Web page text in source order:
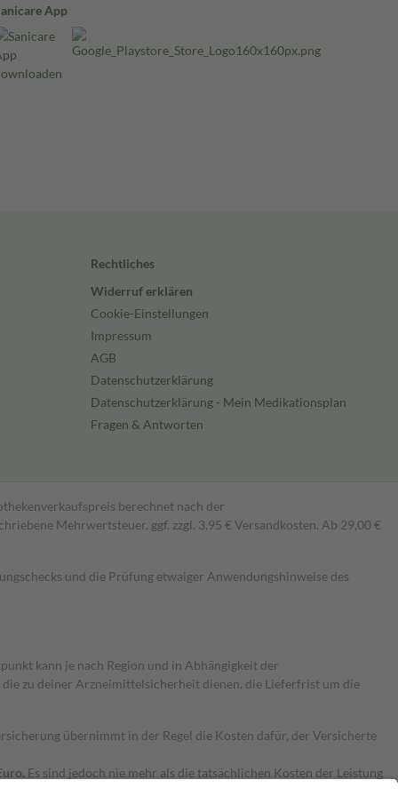
App
Rechtliches
Widerruf erklären
Cookie-Einstellungen
Impressum
AGB
Datenschutzerklärung
Datenschutzerklärung - Mein Medikationsplan
Fragen & Antworten
berechnet nach der
Mehrwertsteuer, ggf. zzgl. 3,95 € Versandkosten. Ab 29,00 €
und die Prüfung etwaiger Anwendungshinweise des
kann je nach Region und in Abhängigkeit der
zu deiner Arzneimittelsicherheit dienen, die Lieferfrist um die
übernimmt in der Regel die Kosten dafür, der Versicherte
Es sind jedoch nie mehr als die tatsächlichen Kosten der Leistung